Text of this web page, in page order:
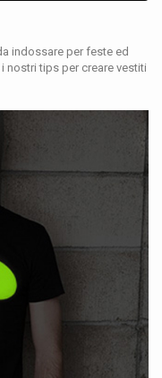
indossare per feste ed
nostri tips per creare vestiti